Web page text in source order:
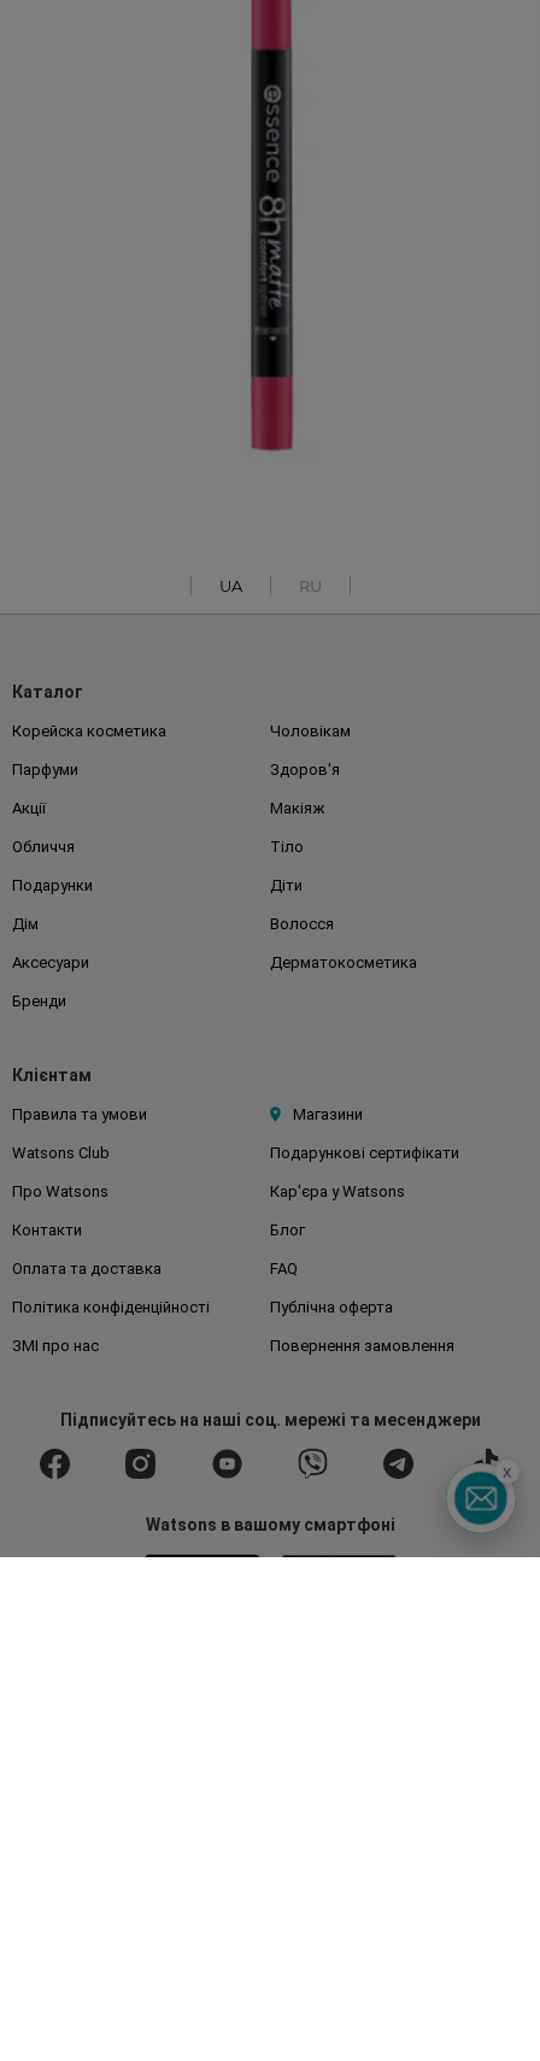
UA RU
Каталог
Корейска косметика Чоловікам
Парфуми Здоров'я
Акції Макіяж
Обличчя Тіло
Подарунки Діти
Дім Волосся
Аксесуари Дерматокосметика
Бренди
Клієнтам
Правила та умови Магазини
Watsons Club Подарункові сертифікати
Про Watsons Кар'єра у Watsons
Контакти Блог
Оплата та доставка FAQ
Політика конфіденційності Публічна оферта
ЗМІ про нас Повернення замовлення
Підписуйтесьна наші соц. мережі та месенджери
Watsons в вашому смартфоні
x